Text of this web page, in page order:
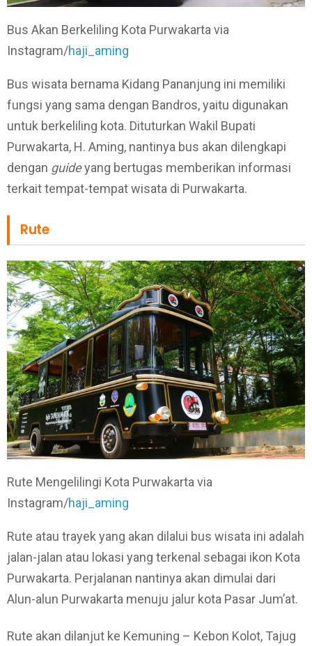
Bus Akan Berkeliling Kota Purwakarta via
Instagram/haji_aming
Bus wisata bernama Kidang Pananjung ini memiliki
fungsi yang sama dengan Bandros, yaitu digunakan
untuk berkeliling kota. Dituturkan Wakil Bupati
Purwakarta, H. Aming, nantinya bus akan dilengkapi
dengan guideyang bertugas memberikan informasi
terkait tempat-tempat wisata di Purwakarta.
Rute
Rute Mengelilingi Kota Purwakarta via
Instagram/haji_aming
Rute atau trayek yang akan dilalui bus wisata ini adalah
jalan-jalan atau lokasi yang terkenal sebagai ikon Kota
Purwakarta. Perjalanan nantinya akan dimulai dari
Alun-alun Purwakarta menuju jalur kota Pasar Jum’at.
Rute akan dilanjut ke Kemuning – Kebon Kolot, Tajug